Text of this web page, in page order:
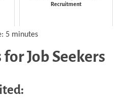
Recruitment
5 minutes
Job Seekers